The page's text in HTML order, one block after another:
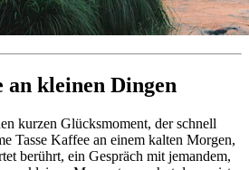
an kleinen Dingen
kurzen Glücksmoment, der schnell
Tasse Kaffee an einem kalten Morgen,
berührt, ein Gespräch mit jemandem,